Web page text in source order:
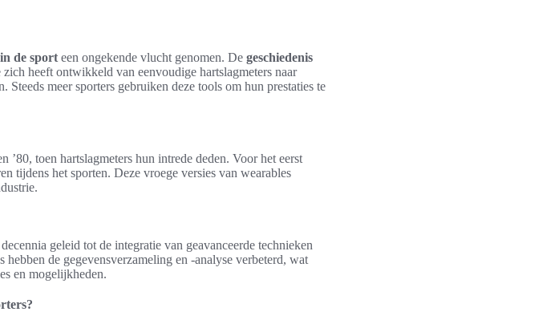
de sport een ongekende vlucht genomen. De geschiedenis
heeft ontwikkeld van eenvoudige hartslagmeters naar
meer sporters gebruiken deze tools om hun prestaties te
’80, toen hartslagmeters hun intrede deden. Voor het eerst
tijdens het sporten. Deze vroege versies van wearables
geleid tot de integratie van geavanceerde technieken
de gegevensverzameling en -analyse verbeterd, wat
en mogelijkheden.